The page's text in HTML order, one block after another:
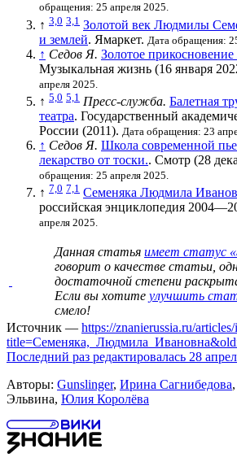
обращения: 25 апреля 2025.
↑ 3,0 3,1 Золотой век Людмилы
и землей. Ямаркет. Дата обращения:
↑ Седов Я. Золотое
Музыкальная жизнь (16 января
апреля 2025.
↑ 5,0 5,1 Пресс-служба. Балетная
театра. Государственный
России (2011). Дата обращения: 23
↑ Седов Я. Школа современной
лекарство от тоски.. Смотр (28
обращения: 25 апреля 2025.
↑ 7,0 7,1 Семеняка Людмила
российская энциклопедия
апреля 2025.
Данная статья имеет статус
говорит о качестве статьи ,
достаточной степени
Если вы хотите улучшить
смело!
Источник — https://znanierussia.ru/
Последний раз редактировалась 28
Авторы: Gunslinger, Ирина Сагнибедова
Эльвина, Юлия Королёва